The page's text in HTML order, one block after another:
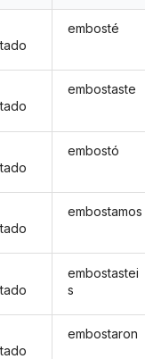
embosté
embostaste
embostó
embostamos
embostastei
s
embostaron